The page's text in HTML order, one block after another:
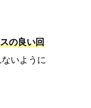
の良い回
いように